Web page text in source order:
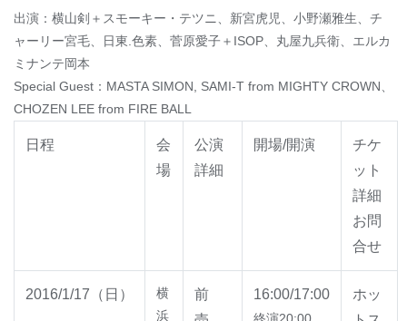
出演：横山剣＋スモーキー・テツニ、新宮虎児、小野瀬雅生、チ
ャーリー宮毛、日東.色素、菅原愛子＋ISOP、丸屋九兵衛、エルカ
ミナンテ岡本
Special Guest：MASTA SIMON, SAMI-T from MIGHTY CROWN、
CHOZEN LEE from FIRE BALL
日程
会
場
公演
詳細
開場/開演
チケ
ット
詳細
お問
合せ
2016/1/17（日）
横
浜
前
16:00/17:00
ホッ